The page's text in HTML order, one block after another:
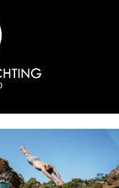
DELLA